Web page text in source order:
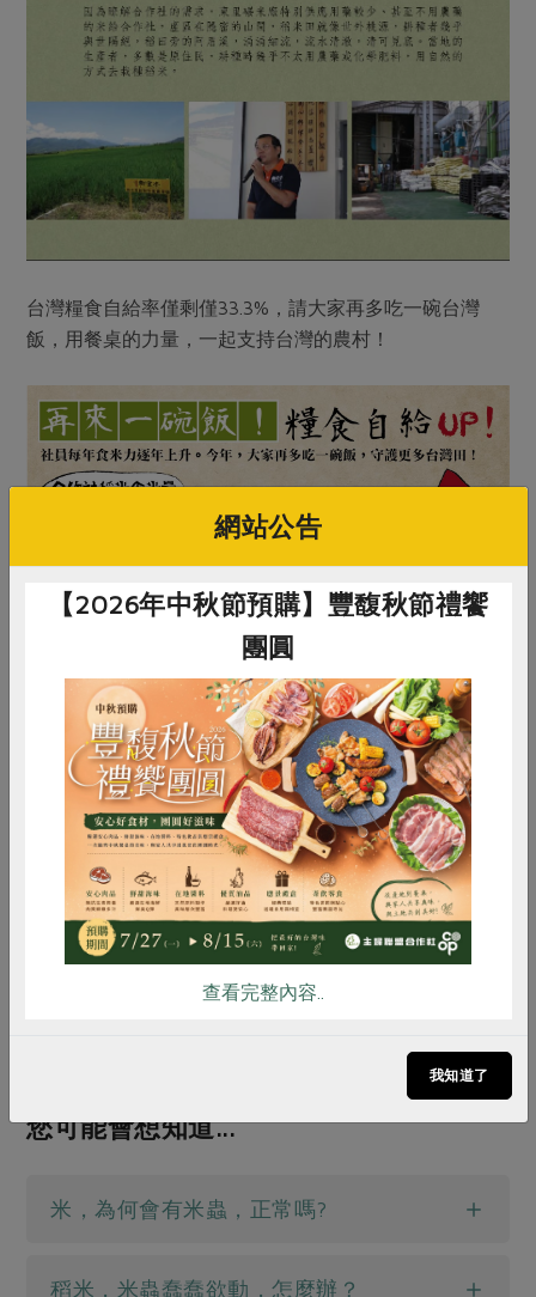
台灣糧食自給率僅剩僅33.3%，請大家再多吃一碗台灣
飯，用餐桌的力量，一起支持台灣的農村！
您可能會想知道...
米，為何會有米蟲，正常嗎?
稻米，米蟲蠢蠢欲動，怎麼辦？
惜食 RPET 食譜 減硝酸鹽
雞蛋 食安 共同購買
網站公告
【2026年中秋節預購】豐馥秋節禮饗
團圓
查看完整內容..
我知道了